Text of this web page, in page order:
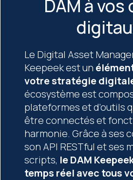
DAM à
Le Digital Asset
Keepeek est un
votre stratégie
écosystème est
plateformes et d’outils
être connectés et
harmonie. Grâce à ses
son API RESTful et ses
scripts, le DAM
temps réel avec tous